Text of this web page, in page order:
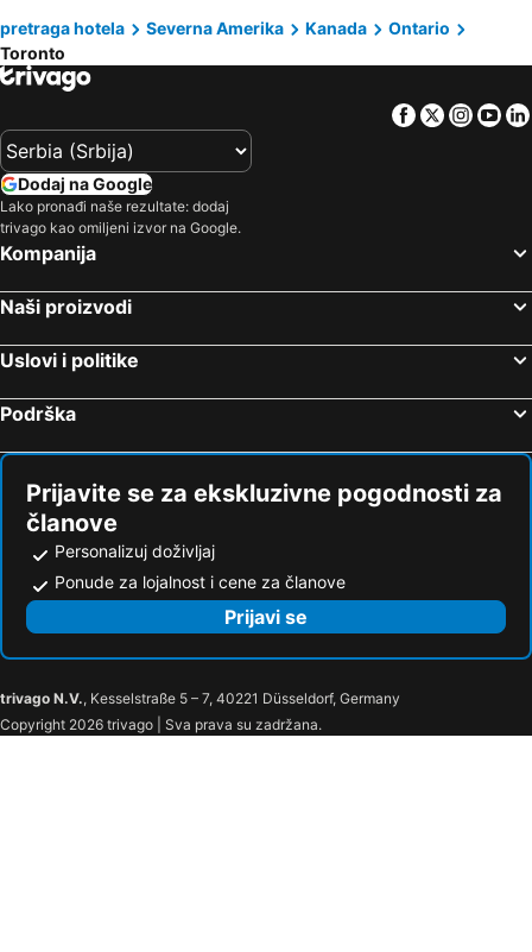
pretraga hotela Severna Amerika Kanada
Ontario
Toronto
Facebook
Twitter
Dodaj na Google
Lako pronađi naše rezultate: dodaj
trivago kao omiljeni izvor na Google.
Kompanija
Naši proizvodi
Uslovi i politike
Podrška
Prijavite se za ekskluzivne pogodnosti za
članove
Personalizuj doživljaj
Ponude za lojalnost i cene za članove
Prijavi se
trivago N.V., Kesselstraße 5 – 7, 40221 Düsseldorf, Germany
Copyright 2026 trivago | Sva prava su zadržana.